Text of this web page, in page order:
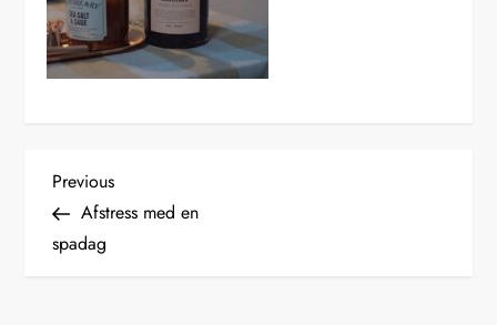
I
n
Previous
Post
Previous
Afstress med en
spadag